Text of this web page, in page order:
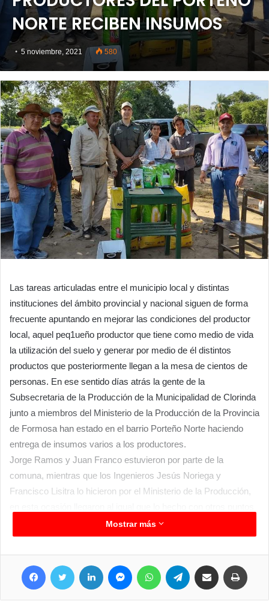
NORTE RECIBEN INSUMOS
5 noviembre, 2021 580
Las tareas articuladas entre el municipio local y distintas
instituciones del ámbito provincial y nacional siguen de forma
frecuente apuntando en mejorar las condiciones del productor
local, aquel peq1ueño productor que tiene como medio de vida
la utilización del suelo y generar por medio de él distintos
productos que posteriormente llegan a la mesa de cientos de
personas. En ese sentido días atrás la gente de la
Subsecretaria de la Producción de la Municipalidad de Clorinda
junto a miembros del Ministerio de la Producción de la Provincia
de Formosa han estado en el barrio Porteño Norte haciendo
entrega de insumos varios a los productores.
Jorge Ramos y Juan Franco estuvieron por parte de la
comuna, mientras que los Ingenieros Jesús Noriega y
Francisco Lisitra lo hicieron por el Ministerio de la Producción,
con semillas de distintos productos que están listas para ser
utilizadas. “Este tipo de encuentros y asistencias los estamos
llevando delante de manera periódica, hemos pasado con
asistencia a la gente de la zona de los kilómetros camino a
Pilcomayo, luego estuvimos con vecinos de Riacho Negro y
este era el momento de los productores del Porteño Norte con
Mostrar más
Facebook Twitter LinkedIn MessengerWhatsApp Telegram Compartir por correo electrónico